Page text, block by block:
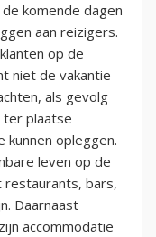
de komende dagen
aan reizigers.
op de
niet de vakantie
als gevolg
ter plaatse
kunnen opleggen.
leven op de
bars,
Daarnaast
accommodatie